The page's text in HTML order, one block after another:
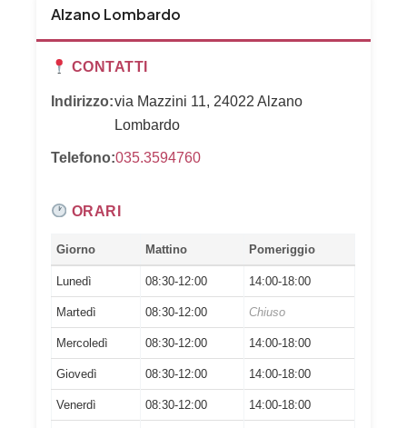
Alzano Lombardo
CONTATTI
Indirizzo:via Mazzini 11, 24022 Alzano
Lombardo
Telefono:035.3594760
ORARI
Giorno Mattino Pomeriggio
Lunedì 08:30-12:00 14:00-18:00
Martedì 08:30-12:00 Chiuso
Mercoledì 08:30-12:00 14:00-18:00
Giovedì 08:30-12:00 14:00-18:00
Venerdì 08:30-12:00 14:00-18:00